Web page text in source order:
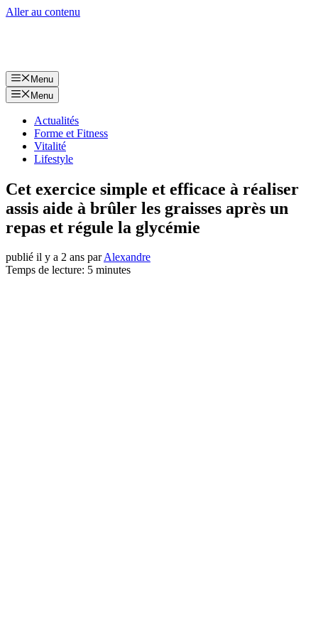
Aller au contenu
Menu
Menu
Actualités
Forme et Fitness
Vitalité
Lifestyle
Cet exercice simple et efficace à réaliser
assis aide à brûler les graisses après un
repas et régule la glycémie
publié il y a 2 ans parAlexandre
Temps de lecture: 5 minutes